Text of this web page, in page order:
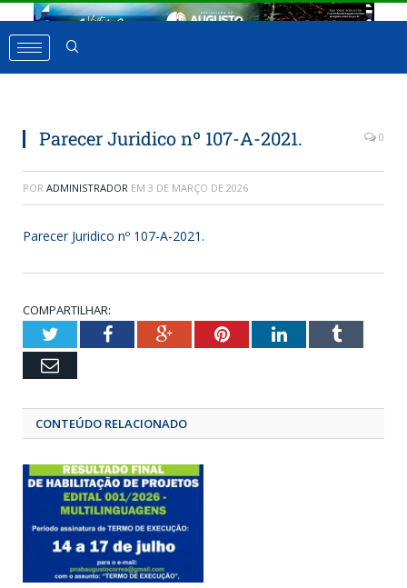
Parecer Juridico nº 107-A-2021. 0
POR ADMINISTRADOR EM 3 DE MARÇO DE 2026
Parecer Juridico nº 107-A-2021.
COMPARTILHAR:
TwitterFacebookGoogle+Pinterest
LinkedIn
Email
CONTEÚDO RELACIONADO